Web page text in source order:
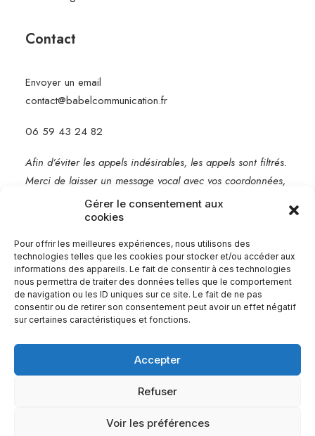
Gérer le consentement aux
cookies
Pour offrir les meilleures expériences, nous utilisons des
technologies telles que les cookies pour stocker et/ou accéder aux
informations des appareils. Le fait de consentir à ces technologies
nous permettra de traiter des données telles que le comportement
de navigation ou les ID uniques sur ce site. Le fait de ne pas
consentir ou de retirer son consentement peut avoir un effet négatif
sur certaines caractéristiques et fonctions.
Accepter
Refuser
Voir les préférences
Contact
Envoyer un email
contact@babelcommunication.fr
06 59 43 24 82
Afin d’éviter les appels indésirables, les appels sont filtrés.
Merci de laisser un message vocal avec vos coordonnées,
je vous rappelle rapidement.
Mentions légales
© 2026 Babel Communication.